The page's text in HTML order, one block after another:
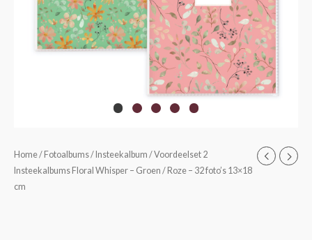
Home/ Fotoalbums/ Insteekalbum / Voordeelset 2
Insteekalbums Floral Whisper – Groen / Roze – 32 foto’s 13×18
cm
Oorspronkelijke
Huidige